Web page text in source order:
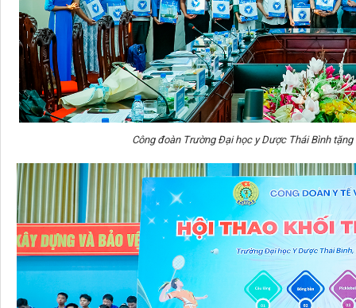
Công đoàn Trường Đại học y Dược Thái Bình